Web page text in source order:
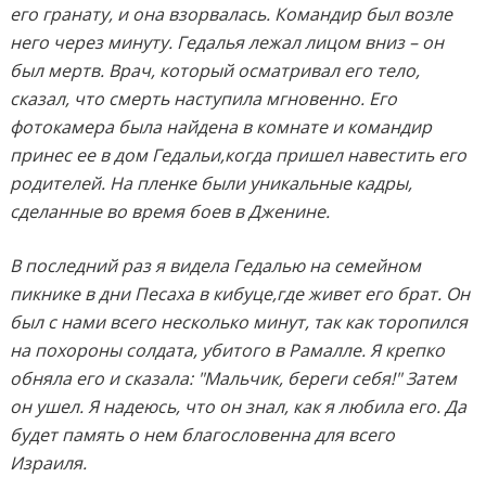
его гранату, и она взорвалась. Командир был возле
него через минуту. Гедалья лежал лицом вниз – он
был мертв. Врач, который осматривал его тело,
сказал, что смерть наступила мгновенно. Его
фотокамера была найдена в комнате и командир
принес ее в дом Гедальи,когда пришел навестить его
родителей. На пленке были уникальные кадры,
сделанные во время боев в Дженине.
В последний раз я видела Гедалью на семейном
пикнике в дни Песаха в кибуце,где живет его брат. Он
был с нами всего несколько минут, так как торопился
на похороны солдата, убитого в Рамалле. Я крепко
обняла его и сказала: "Мальчик, береги себя!" Затем
он ушел. Я надеюсь, что он знал, как я любила его. Да
будет память о нем благословенна для всего
Израиля.